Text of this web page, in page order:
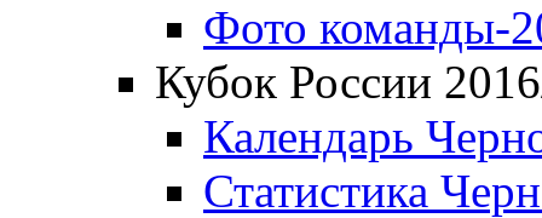
Фото команды-
Кубок России
Календарь
Статистика